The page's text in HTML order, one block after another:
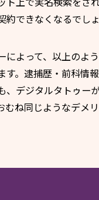
約できなくなるでしょ
によって、以上のよ
す。逮捕歴・前科情
、デジタルタトゥー
むね同じようなデメ